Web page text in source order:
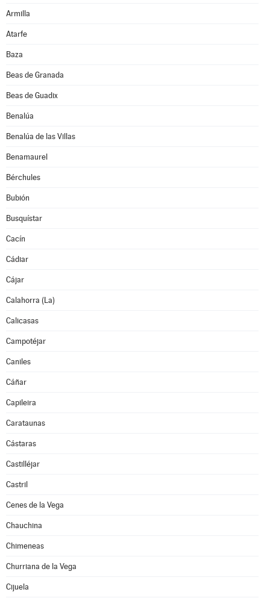
Armilla
Atarfe
Baza
Beas de Granada
Beas de Guadix
Benalúa
Benalúa de las Villas
Benamaurel
Bérchules
Bubión
Busquístar
Cacín
Cádiar
Cájar
Calahorra (La)
Calicasas
Campotéjar
Caniles
Cáñar
Capileira
Carataunas
Cástaras
Castilléjar
Castril
Cenes de la Vega
Chauchina
Chimeneas
Churriana de la Vega
Cijuela